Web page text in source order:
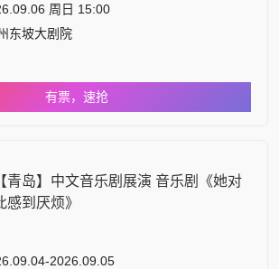
周日 15:00
东坡大剧院
有票，速抢
【青岛】中文音乐剧展演 音乐剧《她对
感到厌烦》
2026.09.05